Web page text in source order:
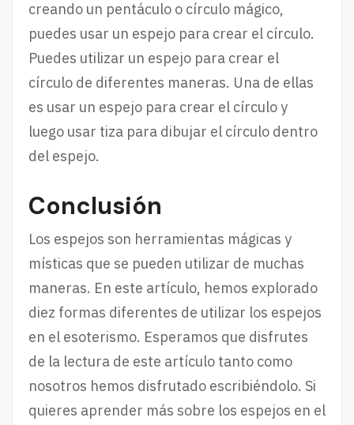
creando un pentáculo o círculo mágico,
puedes usar un espejo para crear el círculo.
Puedes utilizar un espejo para crear el
círculo de diferentes maneras. Una de ellas
es usar un espejo para crear el círculo y
luego usar tiza para dibujar el círculo dentro
del espejo.
Conclusión
Los espejos son herramientas mágicas y
místicas que se pueden utilizar de muchas
maneras. En este artículo, hemos explorado
diez formas diferentes de utilizar los espejos
en el esoterismo. Esperamos que disfrutes
de la lectura de este artículo tanto como
nosotros hemos disfrutado escribiéndolo. Si
quieres aprender más sobre los espejos en el